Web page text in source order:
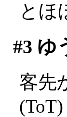
とほ
#3 ゆ
客先
(ToT)